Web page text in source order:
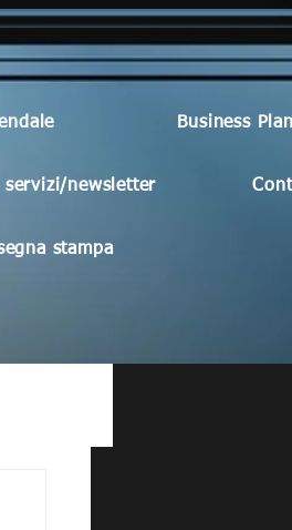
Business
newsletter
stampa